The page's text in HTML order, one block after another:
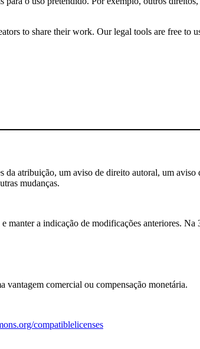
to share their work. Our legal tools are free to
atribuição, um aviso de direito autoral, um
mudanças.
a indicação de modificações anteriores. Na
comercial ou compensação monetária.
compatiblelicenses